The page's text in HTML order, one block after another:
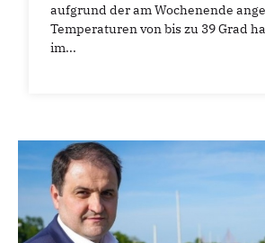
aufgrund der am Wochenende
Temperaturen von bis zu 39 Grad
im...